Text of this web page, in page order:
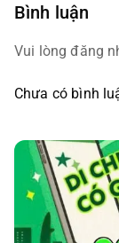
Bình luận
Vui lòng đăng
Chưa có bình